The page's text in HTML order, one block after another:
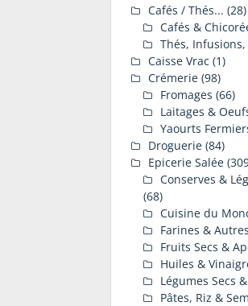
Cafés / Thés... (28)
Cafés &
Thés, Infusions,
Caisse Vrac (1)
Crémerie (98)
Fromages (66)
Laitages &
Yaourts
Droguerie (84)
Epicerie Salée
Conserves &
(68)
Cuisine du
Farines & Autres
Fruits Secs &
Huiles &
Légumes Secs
Pâtes, Riz &